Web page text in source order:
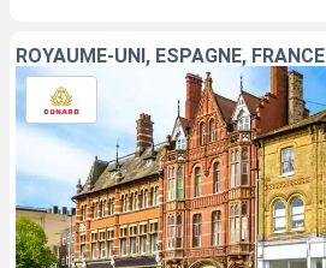
ROYAUME-UNI, ESPAGNE, FRANCE